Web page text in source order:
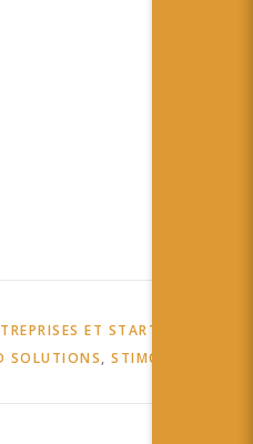
ET STARTUPS
SOLUTIONS, STIMOROL